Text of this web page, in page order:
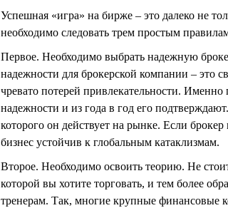
Успешная «игра» на бирже – это далеко не
необходимо следовать трем простым
Первое. Необходимо выбрать надежную
надежности для брокерской компании – это
чревато потерей привлекательности.
надежности и из года в год его
которого он действует на рынке. Если
бизнес устойчив к глобальным катаклизмам.
Второе. Необходимо освоить теорию. Не
которой вы хотите торговать, и тем более
тренерам. Так, многие крупные финансовые